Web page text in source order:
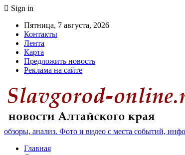
Sign in
Пятница, 7 августа, 2026
Контакты
Лента
Карта
Предложить новость
Реклама на сайте
обзоры, анализ. Фото и видео с места событий,
Главная